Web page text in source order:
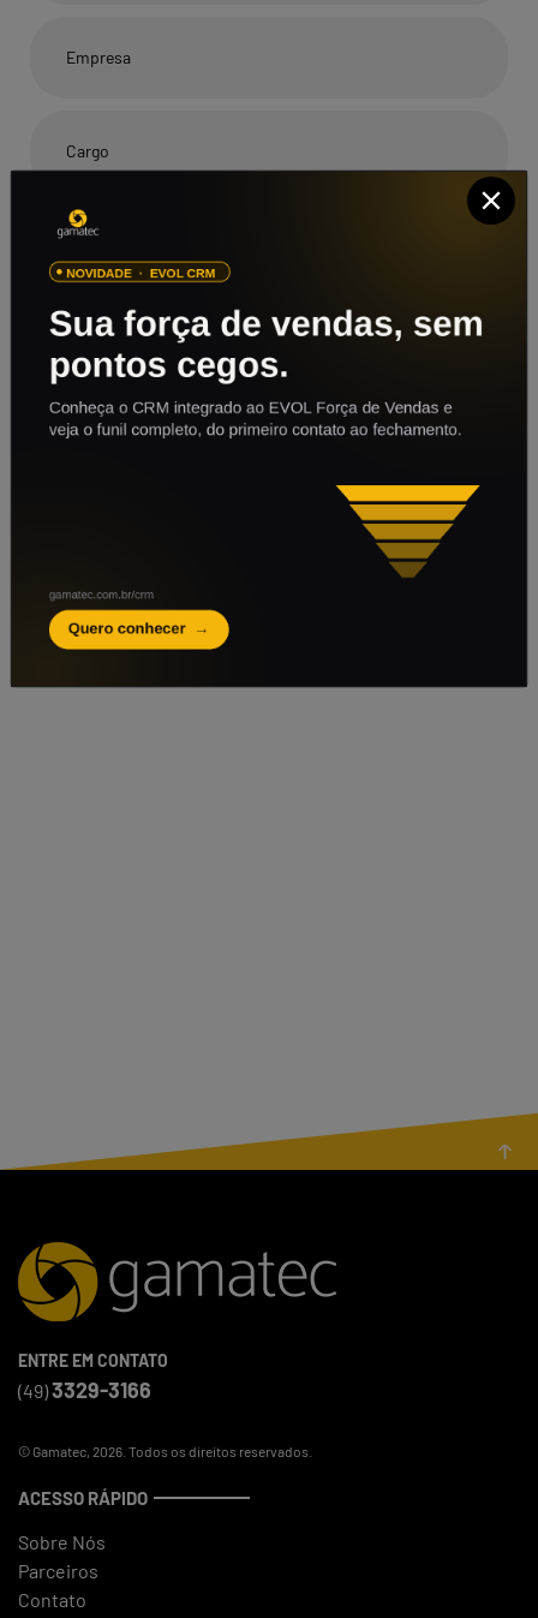
ENTRE EM CONTATO
(49)3329-3166
© Gamatec, 2026. Todos os direitos reservados.
ACESSO RÁPIDO
Sobre Nós
Parceiros
Contato